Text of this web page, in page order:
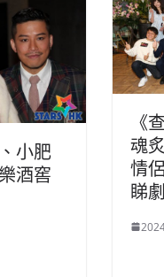
小肥
酒窖
《
魂
情
睇